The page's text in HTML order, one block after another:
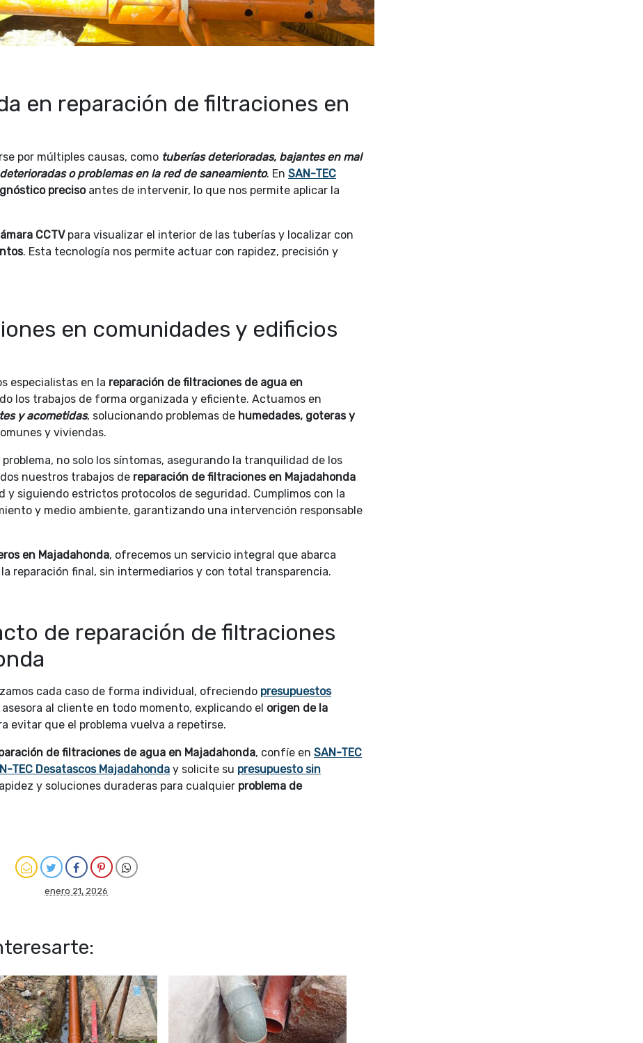
en reparación de filtraciones en
por múltiples causas, como tuberías deterioradas, bajantes en mal
o problemas en la red de saneamiento. En SAN-TEC
precisoantes de intervenir, lo que nos permite aplicar la
CCTVpara visualizar el interior de las tuberías y localizar con
. Esta tecnología nos permite actuar con rapidez, precisión y
en comunidades y edificios
especialistas en la reparación de filtraciones de agua en
los trabajos de forma organizada y eficiente. Actuamos en
y acometidas, solucionando problemas de humedades, goteras y
y viviendas.
no solo los síntomas, asegurando la tranquilidad de los
nuestros trabajos de reparación de filtraciones en Majadahonda
y siguiendo estrictos protocolos de seguridad. Cumplimos con la
y medio ambiente, garantizando una intervención responsable
en Majadahonda, ofrecemos un servicio integral que abarca
reparación final, sin intermediarios y con total transparencia.
de reparación de filtraciones
cada caso de forma individual, ofreciendo presupuestos
al cliente en todo momento, explicando el origen de la
evitar que el problema vuelva a repetirse.
de filtraciones de agua en Majadahonda, confíe en SAN-TEC
TEC Desatascos Majadahonda y solicite su presupuesto sin
y soluciones duraderas para cualquier problema de
enero 21, 2026